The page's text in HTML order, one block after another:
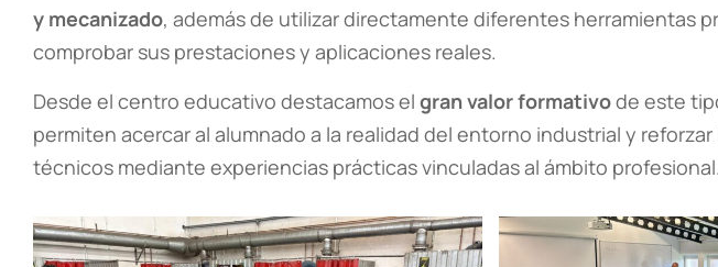
y mecanizado, además de utilizar directamente diferentes herramientas
comprobar sus prestaciones y aplicaciones reales.
Desde el centro educativo destacamos el gran valor formativode este
permiten acercar al alumnado a la realidad del entorno industrial y
técnicos mediante experiencias prácticas vinculadas al ámbito profesional.